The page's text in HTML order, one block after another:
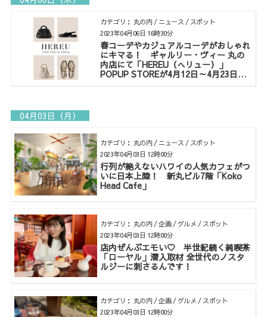
カテゴリ： 丸の内 / ニュース / スポット
春コーデやカジュアルコーデがおしゃれ
にキマる！ ギャルリー・ヴィー 丸の
内店にて「HEREU（へリュー）」
POPUP STOREが4月12日～4月23日開
催
2023年04月06日 16時30分
04月03日（月）
カテゴリ： 丸の内 / ニュース / スポット
行列が絶えないハワイの人気カフェがつ
いに日本上陸！ 新丸ビル7階「Koko
Head Cafe」
2023年04月03日 12時00分
カテゴリ： 丸の内 / 企画 / グルメ / スポット
店内ぜんぶエモい♡ 半世紀続く純喫茶
「ローヤル」潜入取材 全世代のノスタ
ルジーに刺さるんです！
2023年04月03日 12時00分
カテゴリ： 丸の内 / 企画 / グルメ / スポット
2023年04月03日 12時00分